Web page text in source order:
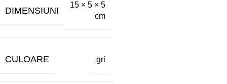
DIMENSIUNI
15 × 5 × 5
cm
CULOARE gri